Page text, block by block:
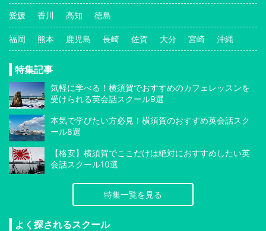
愛媛 香川 高知 徳島
福岡 熊本 鹿児島 長崎 佐賀 大分 宮崎 沖縄
特集記事
気軽に学べる！横須賀でおすすめのカフェレッスンを
受けられる英会話スクール9選
本気で学びたい方必見！横須賀のおすすめ英会話スク
ール8選
【格安】横須賀でここだけは絶対におすすめしたい英
会話スクール10選
特集一覧を見る
よく探されるスクール